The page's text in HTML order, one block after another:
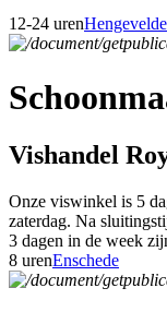
12-24 urenHengevelde
Vishandel
Onze viswinkel is 5
zaterdag. Na
3 dagen in de week
8 urenEnschede